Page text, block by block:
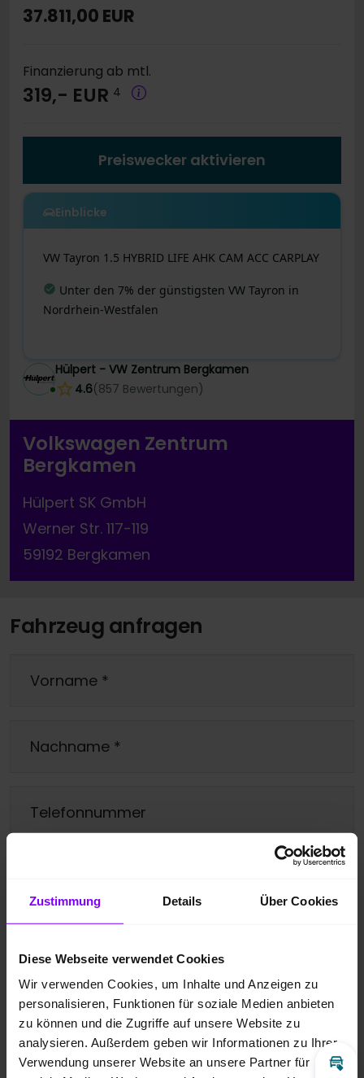
Zustimmung Details Über Cookies
Diese Webseite verwendet Cookies
Wir verwenden Cookies, um Inhalte und Anzeigen zu
personalisieren, Funktionen für soziale Medien anbieten
zu können und die Zugriffe auf unsere Website zu
analysieren. Außerdem geben wir Informationen zu Ihrer
Verwendung unserer Website an unsere Partner für
37.811,00 EUR
Finanzierung ab mtl.
319,- EUR 4
Preiswecker aktivieren
Einblicke
VW Tayron 1.5 HYBRID LIFE AHK CAM ACC CARPLAY
Effizienter Antrieb: Geringer Verbrauch von
0.4 l/100km
Hülpert - VW Zentrum Bergkamen
4.6(857 Bewertungen)
Volkswagen Zentrum
Bergkamen
Hülpert SK GmbH
Werner Str. 117-119
59192 Bergkamen
Fahrzeug anfragen
Vorname *
Nachname *
Telefonnummer
Ja, bitte melden Sie mich für den